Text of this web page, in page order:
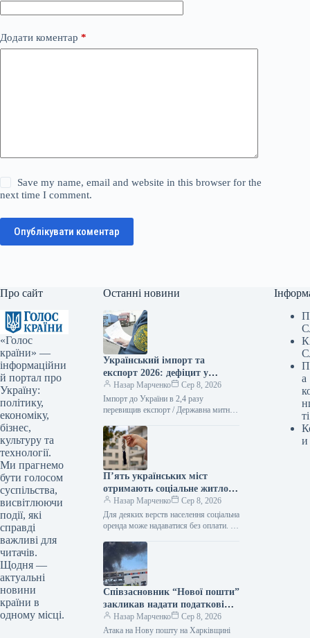
Додати коментар *
Save my name, email and website in this browser for the
next time I comment.
Опублікувати коментар
Про сайт
«Голос
країни» —
інформаційни
й портал про
Україну:
політику,
економіку,
бізнес,
культуру та
технології.
Ми прагнемо
бути голосом
суспільства,
висвітлюючи
події, які
справді
важливі для
читачів.
Щодня —
актуальні
новини
країни в
одному місці.
Останні новини
Український імпорт та
експорт 2026: дефіцит у
торгівлі досяг 34 мільярдів
доларів —…
Назар Марченко
Сер 8, 2026
Імпорт до України в 2,4 разу
перевищив експорт / Державна митна
року Україна закупила товарів…
П’ять українських міст
отримають соціальне житло
коштом Європейського
інвестиційного банку
Назар Марченко
Сер 8, 2026
Для деяких верств населення соціальна
оренда може надаватися без оплати. /
Львів, Миколаїв та Житомир стануть
першими…
Співзасновник “Нової пошти”
закликав надати податкові
відпустки для…
Назар Марченко
Сер 8, 2026
Атака на Нову пошту на Харківщині
а
ті
и